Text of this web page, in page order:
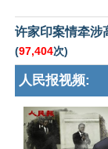
许家印案情牵涉
(97,404次)
人民报视频: